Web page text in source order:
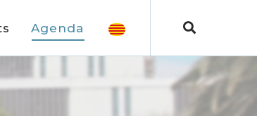
Agenda